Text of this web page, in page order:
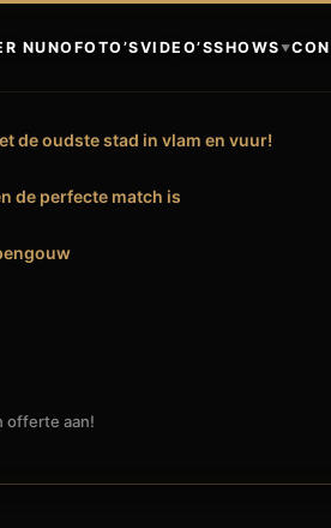
NUNO FOTO’SVIDEO’SSHOWS ▼
de oudste stad in vlam en vuur!
de perfecte match is
offerte aan!